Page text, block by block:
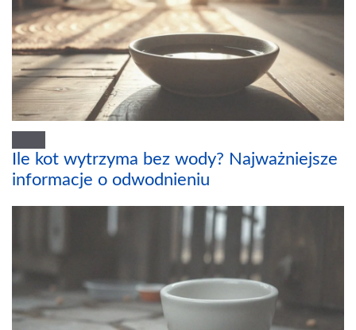
Ile kot wytrzyma bez wody? Najważniejsze
informacje o odwodnieniu